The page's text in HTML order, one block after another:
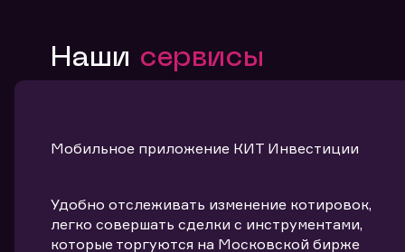
Наши сервисы
Мобильное приложение КИТ Инвестиции
Удобно отслеживать изменение котировок,
легко совершать сделки с инструментами,
которые торгуются на Московской бирже